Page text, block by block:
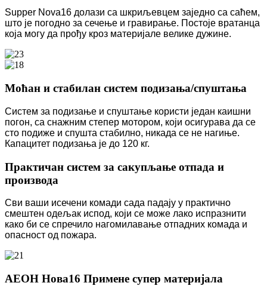
Supper Nova16 долази са шкриљевцем заједно са саћем,
што је погодно за сечење и гравирање. Постоје вратанца
која могу да прођу кроз материјале велике дужине.
Моћан и стабилан систем подизања/спуштања
Систем за подизање и спуштање користи један каишни
погон, са снажним степер мотором, који осигурава да се
сто подиже и спушта стабилно, никада се не нагиње.
Капацитет подизања је до 120 кг.
Практичан систем за сакупљање отпада и
производа
Сви ваши исечени комади сада падају у практично
смештен одељак испод, који се може лако испразнити
како би се спречило нагомилавање отпадних комада и
опасност од пожара.
АЕОН Нова16 Примене супер материјала